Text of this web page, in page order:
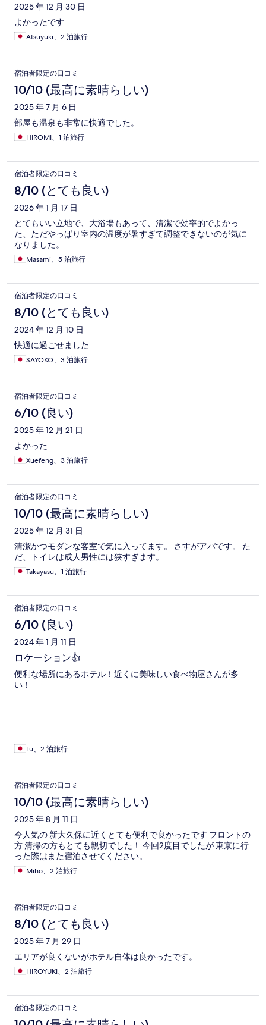
2025 年 12 月 30 日
よかったです
Atsuyuki、2 泊旅行
宿泊者限定の口コミ
10/10 (最高に素晴らしい)
2025 年 7 月 6 日
部屋も温泉も非常に快適でした。
HIROMI、1 泊旅行
宿泊者限定の口コミ
8/10 (とても良い)
2026 年 1 月 17 日
とてもいい立地で、大浴場もあって、清潔で効率的でよかっ
た、ただやっぱり室内の温度が暑すぎて調整できないのが気に
なりました。
Masami、5 泊旅行
宿泊者限定の口コミ
8/10 (とても良い)
2024 年 12 月 10 日
快適に過ごせました
SAYOKO、3 泊旅行
宿泊者限定の口コミ
6/10 (良い)
2025 年 12 月 21 日
よかった
Xuefeng、3 泊旅行
宿泊者限定の口コミ
10/10 (最高に素晴らしい)
2025 年 12 月 31 日
清潔かつモダンな客室で気に入ってます。 さすがアパです。 た
だ、トイレは成人男性には狭すぎます。
Takayasu、1 泊旅行
宿泊者限定の口コミ
6/10 (良い)
2024 年 1 月 11 日
ロケーション👍
便利な場所にあるホテル！近くに美味しい食べ物屋さんが多
い！
Lu、2 泊旅行
宿泊者限定の口コミ
10/10 (最高に素晴らしい)
2025 年 8 月 11 日
今人気の 新大久保に近くとても便利で良かったです フロントの
方 清掃の方もとても親切でした！ 今回2度目でしたが 東京に行
った際はまた宿泊させてください。
Miho、2 泊旅行
宿泊者限定の口コミ
8/10 (とても良い)
2025 年 7 月 29 日
エリアが良くないがホテル自体は良かったです。
HIROYUKI、2 泊旅行
宿泊者限定の口コミ